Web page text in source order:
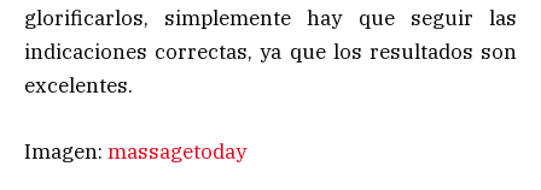
glorificarlos, simplemente hay que seguir las
indicaciones correctas, ya que los resultados son
excelentes.
Imagen: massagetoday